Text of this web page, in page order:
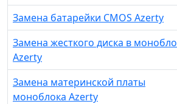
Замена батарейки CMOS Azerty
Замена жесткого диска в
Azerty
Замена материнской платы
моноблока Azerty